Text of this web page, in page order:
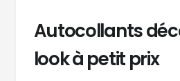
Autocollants
look à petit prix